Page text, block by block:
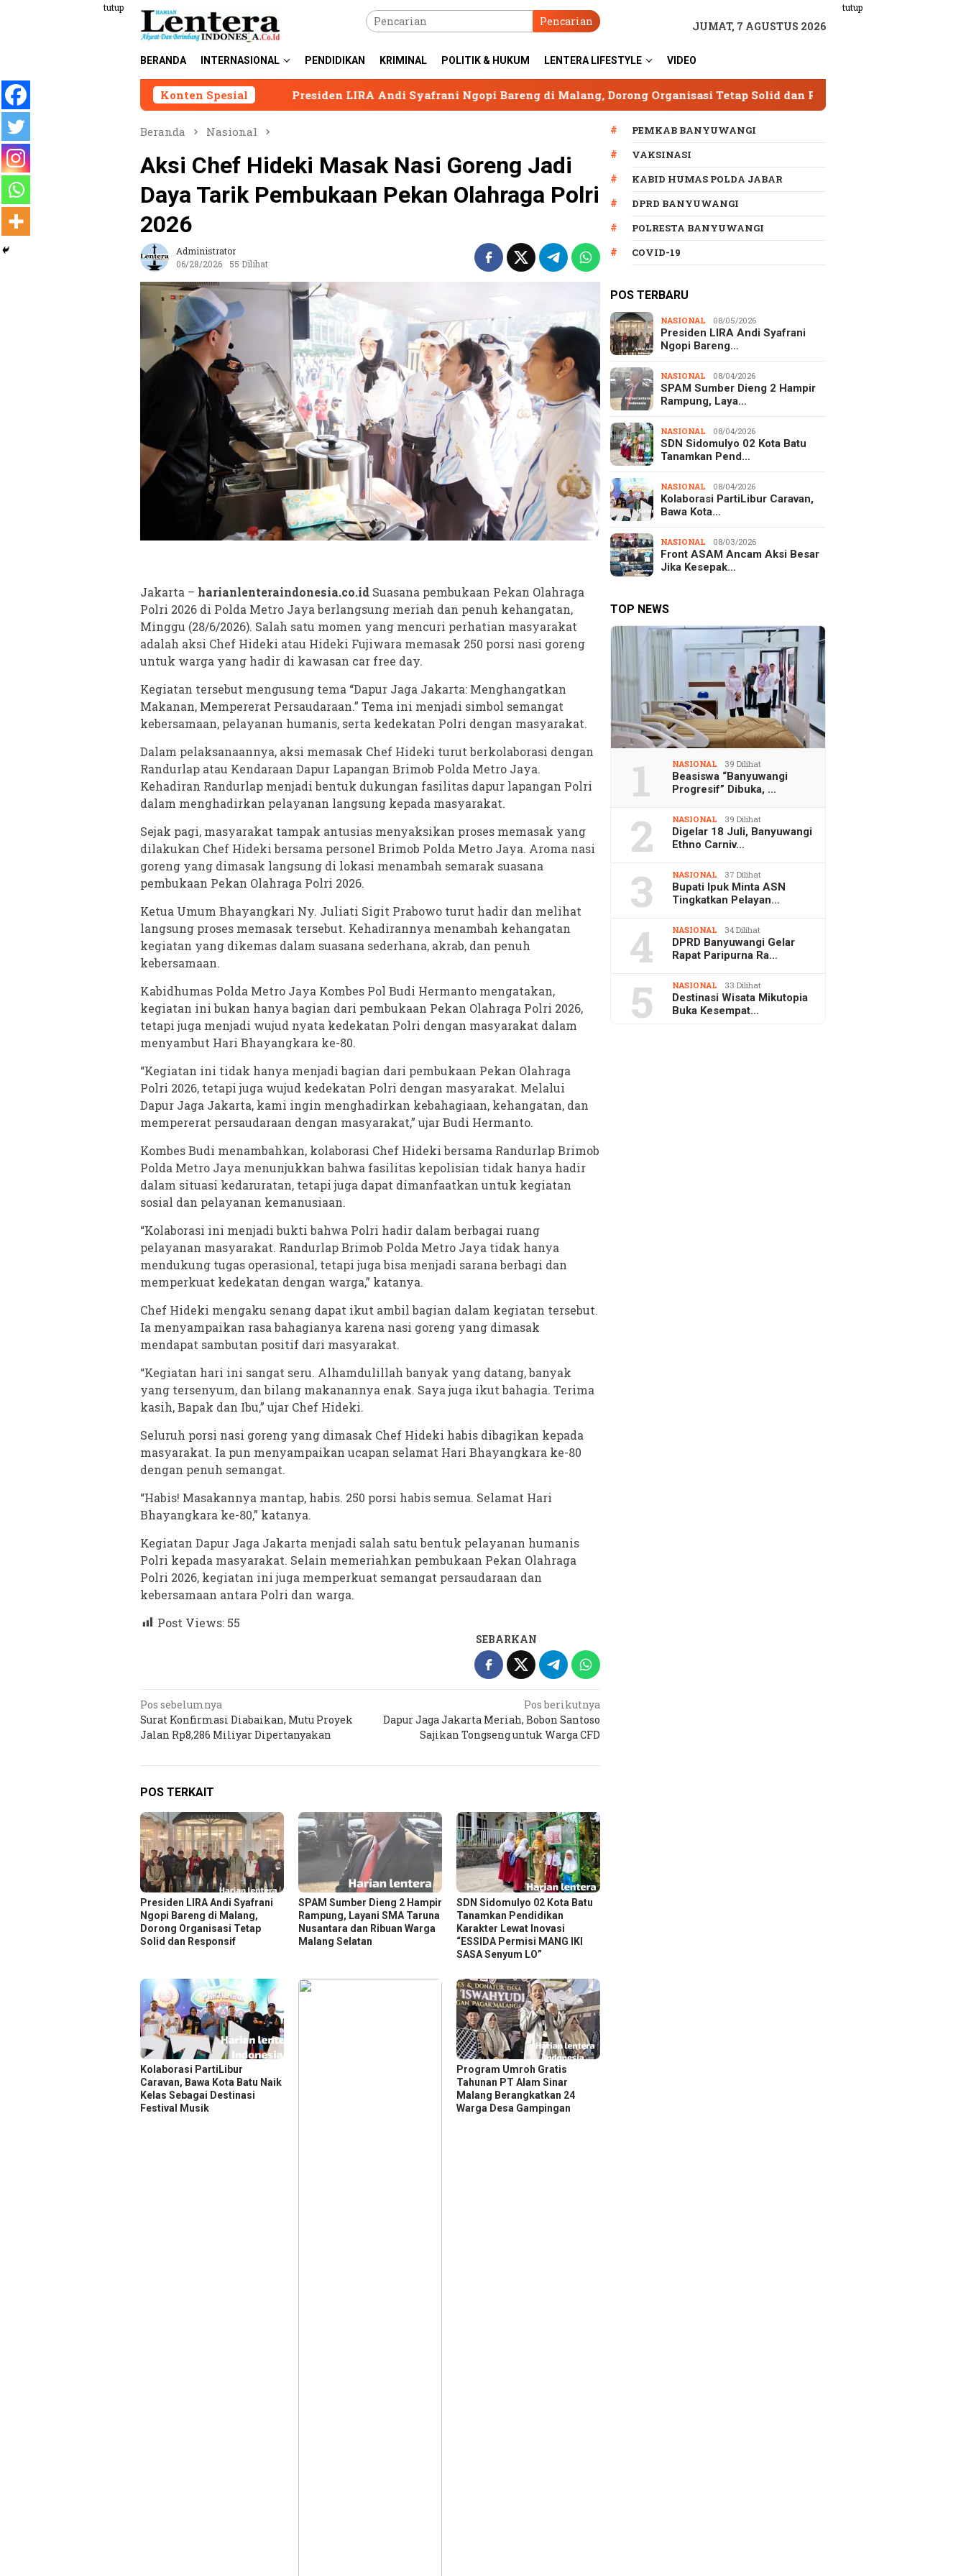
tutup tutup
Pencarian JUMAT, 7 AGUSTUS 2026
BERANDA INTERNASIONAL PENDIDIKAN KRIMINAL POLITIK & HUKUM LENTERA LIFESTYLE VIDEO
Konten Spesial
Presiden LIRA Andi Syafrani Ngopi Bareng di Malang, Dorong Organisasi Tetap Solid dan Responsif SPAM Sumber Dieng 2
Beranda Nasional
Aksi Chef Hideki Masak Nasi Goreng Jadi
Daya Tarik Pembukaan Pekan Olahraga Polri
2026
Administrator
06/28/2026
55 Dilihat
Jakarta – harianlenteraindonesia.co.id Suasana pembukaan Pekan Olahraga
Polri 2026 di Polda Metro Jaya berlangsung meriah dan penuh kehangatan,
Minggu (28/6/2026). Salah satu momen yang mencuri perhatian masyarakat
adalah aksi Chef Hideki atau Hideki Fujiwara memasak 250 porsi nasi goreng
untuk warga yang hadir di kawasan car free day.
Kegiatan tersebut mengusung tema “Dapur Jaga Jakarta: Menghangatkan
Makanan, Mempererat Persaudaraan.” Tema ini menjadi simbol semangat
kebersamaan, pelayanan humanis, serta kedekatan Polri dengan masyarakat.
Dalam pelaksanaannya, aksi memasak Chef Hideki turut berkolaborasi dengan
Randurlap atau Kendaraan Dapur Lapangan Brimob Polda Metro Jaya.
Kehadiran Randurlap menjadi bentuk dukungan fasilitas dapur lapangan Polri
dalam menghadirkan pelayanan langsung kepada masyarakat.
Sejak pagi, masyarakat tampak antusias menyaksikan proses memasak yang
dilakukan Chef Hideki bersama personel Brimob Polda Metro Jaya. Aroma nasi
goreng yang dimasak langsung di lokasi menambah semarak suasana
pembukaan Pekan Olahraga Polri 2026.
Ketua Umum Bhayangkari Ny. Juliati Sigit Prabowo turut hadir dan melihat
langsung proses memasak tersebut. Kehadirannya menambah kehangatan
kegiatan yang dikemas dalam suasana sederhana, akrab, dan penuh
kebersamaan.
Kabidhumas Polda Metro Jaya Kombes Pol Budi Hermanto mengatakan,
kegiatan ini bukan hanya bagian dari pembukaan Pekan Olahraga Polri 2026,
tetapi juga menjadi wujud nyata kedekatan Polri dengan masyarakat dalam
menyambut Hari Bhayangkara ke-80.
“Kegiatan ini tidak hanya menjadi bagian dari pembukaan Pekan Olahraga
Polri 2026, tetapi juga wujud kedekatan Polri dengan masyarakat. Melalui
Dapur Jaga Jakarta, kami ingin menghadirkan kebahagiaan, kehangatan, dan
mempererat persaudaraan dengan masyarakat,” ujar Budi Hermanto.
Kombes Budi menambahkan, kolaborasi Chef Hideki bersama Randurlap Brimob
Polda Metro Jaya menunjukkan bahwa fasilitas kepolisian tidak hanya hadir
dalam situasi kedaruratan, tetapi juga dapat dimanfaatkan untuk kegiatan
sosial dan pelayanan kemanusiaan.
“Kolaborasi ini menjadi bukti bahwa Polri hadir dalam berbagai ruang
pelayanan masyarakat. Randurlap Brimob Polda Metro Jaya tidak hanya
mendukung tugas operasional, tetapi juga bisa menjadi sarana berbagi dan
memperkuat kedekatan dengan warga,” katanya.
Chef Hideki mengaku senang dapat ikut ambil bagian dalam kegiatan tersebut.
Ia menyampaikan rasa bahagianya karena nasi goreng yang dimasak
mendapat sambutan positif dari masyarakat.
“Kegiatan hari ini sangat seru. Alhamdulillah banyak yang datang, banyak
yang tersenyum, dan bilang makanannya enak. Saya juga ikut bahagia. Terima
kasih, Bapak dan Ibu,” ujar Chef Hideki.
Seluruh porsi nasi goreng yang dimasak Chef Hideki habis dibagikan kepada
masyarakat. Ia pun menyampaikan ucapan selamat Hari Bhayangkara ke-80
dengan penuh semangat.
“Habis! Masakannya mantap, habis. 250 porsi habis semua. Selamat Hari
Bhayangkara ke-80,” katanya.
Kegiatan Dapur Jaga Jakarta menjadi salah satu bentuk pelayanan humanis
Polri kepada masyarakat. Selain memeriahkan pembukaan Pekan Olahraga
Polri 2026, kegiatan ini juga memperkuat semangat persaudaraan dan
kebersamaan antara Polri dan warga.
Post Views: 55
SEBARKAN
Navigasi
pos
Pos sebelumnya
Surat Konfirmasi Diabaikan, Mutu Proyek
Jalan Rp8,286 Miliyar Dipertanyakan
Pos berikutnya
Dapur Jaga Jakarta Meriah, Bobon Santoso
Sajikan Tongseng untuk Warga CFD
POS TERKAIT
Presiden LIRA Andi Syafrani
Ngopi Bareng di Malang,
Dorong Organisasi Tetap
Solid dan Responsif
SPAM Sumber Dieng 2 Hampir
Rampung, Layani SMA Taruna
Nusantara dan Ribuan Warga
Malang Selatan
SDN Sidomulyo 02 Kota Batu
Tanamkan Pendidikan
Karakter Lewat Inovasi
“ESSIDA Permisi MANG IKI
SASA Senyum LO”
Kolaborasi PartiLibur
Caravan, Bawa Kota Batu Naik
Kelas Sebagai Destinasi
Festival Musik
Program Umroh Gratis
Tahunan PT Alam Sinar
Malang Berangkatkan 24
Warga Desa Gampingan
PEMKAB BANYUWANGI
VAKSINASI
KABID HUMAS POLDA JABAR
DPRD BANYUWANGI
POLRESTA BANYUWANGI
COVID-19
POS TERBARU
NASIONAL 08/05/2026
Presiden LIRA Andi Syafrani
Ngopi Bareng…
NASIONAL 08/04/2026
SPAM Sumber Dieng 2 Hampir
Rampung, Laya…
NASIONAL 08/04/2026
SDN Sidomulyo 02 Kota Batu
Tanamkan Pend…
NASIONAL 08/04/2026
Kolaborasi PartiLibur Caravan,
Bawa Kota…
NASIONAL 08/03/2026
Front ASAM Ancam Aksi Besar
Jika Kesepak…
TOP NEWS
1 NASIONAL 39 Dilihat
Beasiswa “Banyuwangi
Progresif” Dibuka, …
2 NASIONAL 39 Dilihat
Digelar 18 Juli, Banyuwangi
Ethno Carniv…
3 NASIONAL 37 Dilihat
Bupati Ipuk Minta ASN
Tingkatkan Pelayan…
4 NASIONAL 34 Dilihat
DPRD Banyuwangi Gelar
Rapat Paripurna Ra…
5 NASIONAL 33 Dilihat
Destinasi Wisata Mikutopia
Buka Kesempat…